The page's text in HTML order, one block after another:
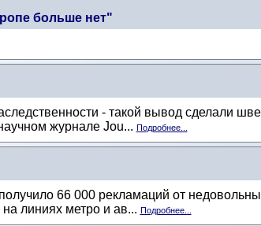
больше нет"
- такой вывод сделали
журнале Jou... Подробнее...
66 000 рекламаций от
линиях метро и ав... Подробнее...